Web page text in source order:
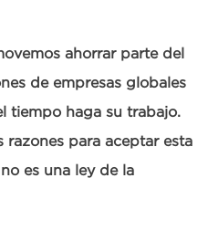
ahorrar parte del
de empresas globales
tiempo haga su trabajo.
para aceptar esta
es una ley de la